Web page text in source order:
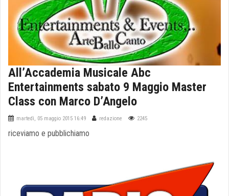
All’Accademia Musicale Abc
Entertainments sabato 9 Maggio Master
Class con Marco D’Angelo
martedì, 05 maggio 2015 16:49 redazione 2245
riceviamo e pubblichiamo